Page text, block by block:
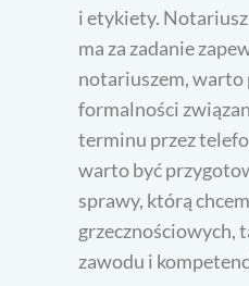
i etykiety.
ma za zadanie
notariuszem, warto
formalności
terminu przez
warto być
sprawy, którą
grzecznościowych,
zawodu i